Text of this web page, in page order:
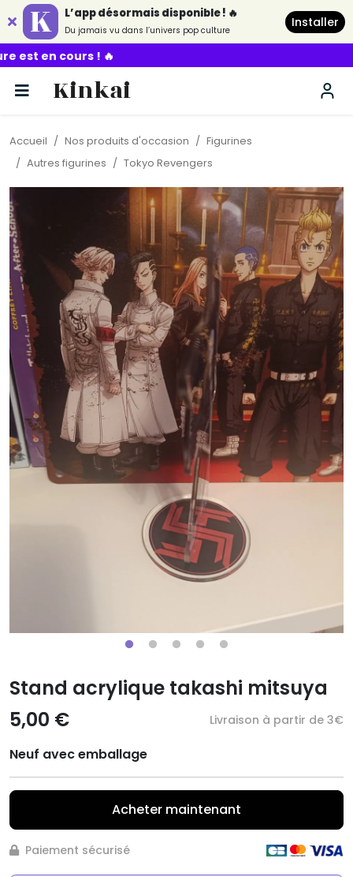
L’app désormais disponible ! 🔥
Du jamais vu dans l’univers pop culture
Installer
Kinkai
Accueil Nos produits d'occasion
Figurines
Autres figurines
Tokyo Revengers
Stand acrylique takashi mitsuya
5,00 €
Livraison à partir de 3€
Neuf avec emballage
Acheter maintenant
Paiement sécurisé